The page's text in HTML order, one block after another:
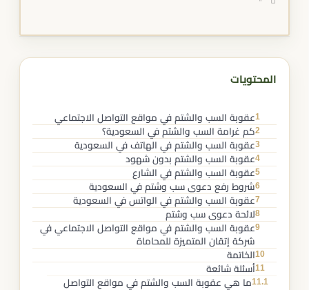
المحتويات
1عقوبة السب والشتم في مواقع التواصل الاجتماعي
2كم غرامة السب والشتم في السعودية؟
3عقوبة السب والشتم في الهاتف في السعودية
4عقوبة السب والشتم بدون شهود
5عقوبة السب والشتم في الشارع
6شروط رفع دعوى سب وشتم في السعودية
7عقوبة السب والشتم في الواتس في السعودية
8لائحة دعوى سب وشتم
9عقوبة السب والشتم في مواقع التواصل الاجتماعي في
شركة إتقان المتميزة للمحاماة
10الخاتمة
11أسئلة شائعة
11.1ما هي عقوبة السب والشتم في مواقع التواصل